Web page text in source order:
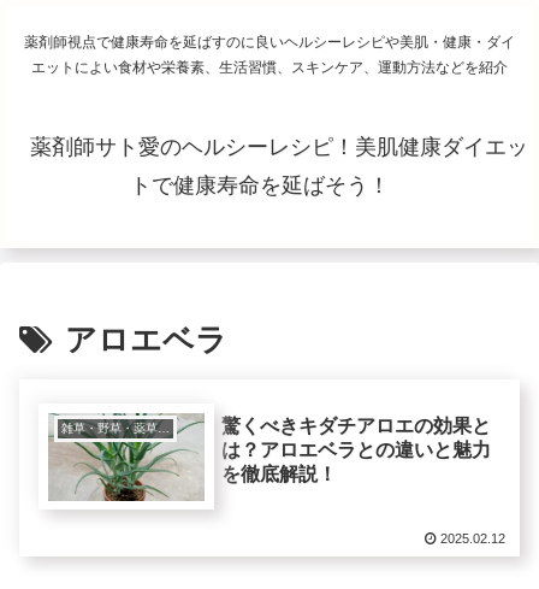
薬剤師視点で健康寿命を延ばすのに良いヘルシーレシピや美肌・健康・ダイ
エットによい食材や栄養素、生活習慣、スキンケア、運動方法などを紹介
薬剤師サト愛のヘルシーレシピ！美肌健康ダイエッ
トで健康寿命を延ばそう！
アロエベラ
雑草・野草・薬草・ハーブ
驚くべきキダチアロエの効果と
は？アロエベラとの違いと魅力
を徹底解説！
2025.02.12